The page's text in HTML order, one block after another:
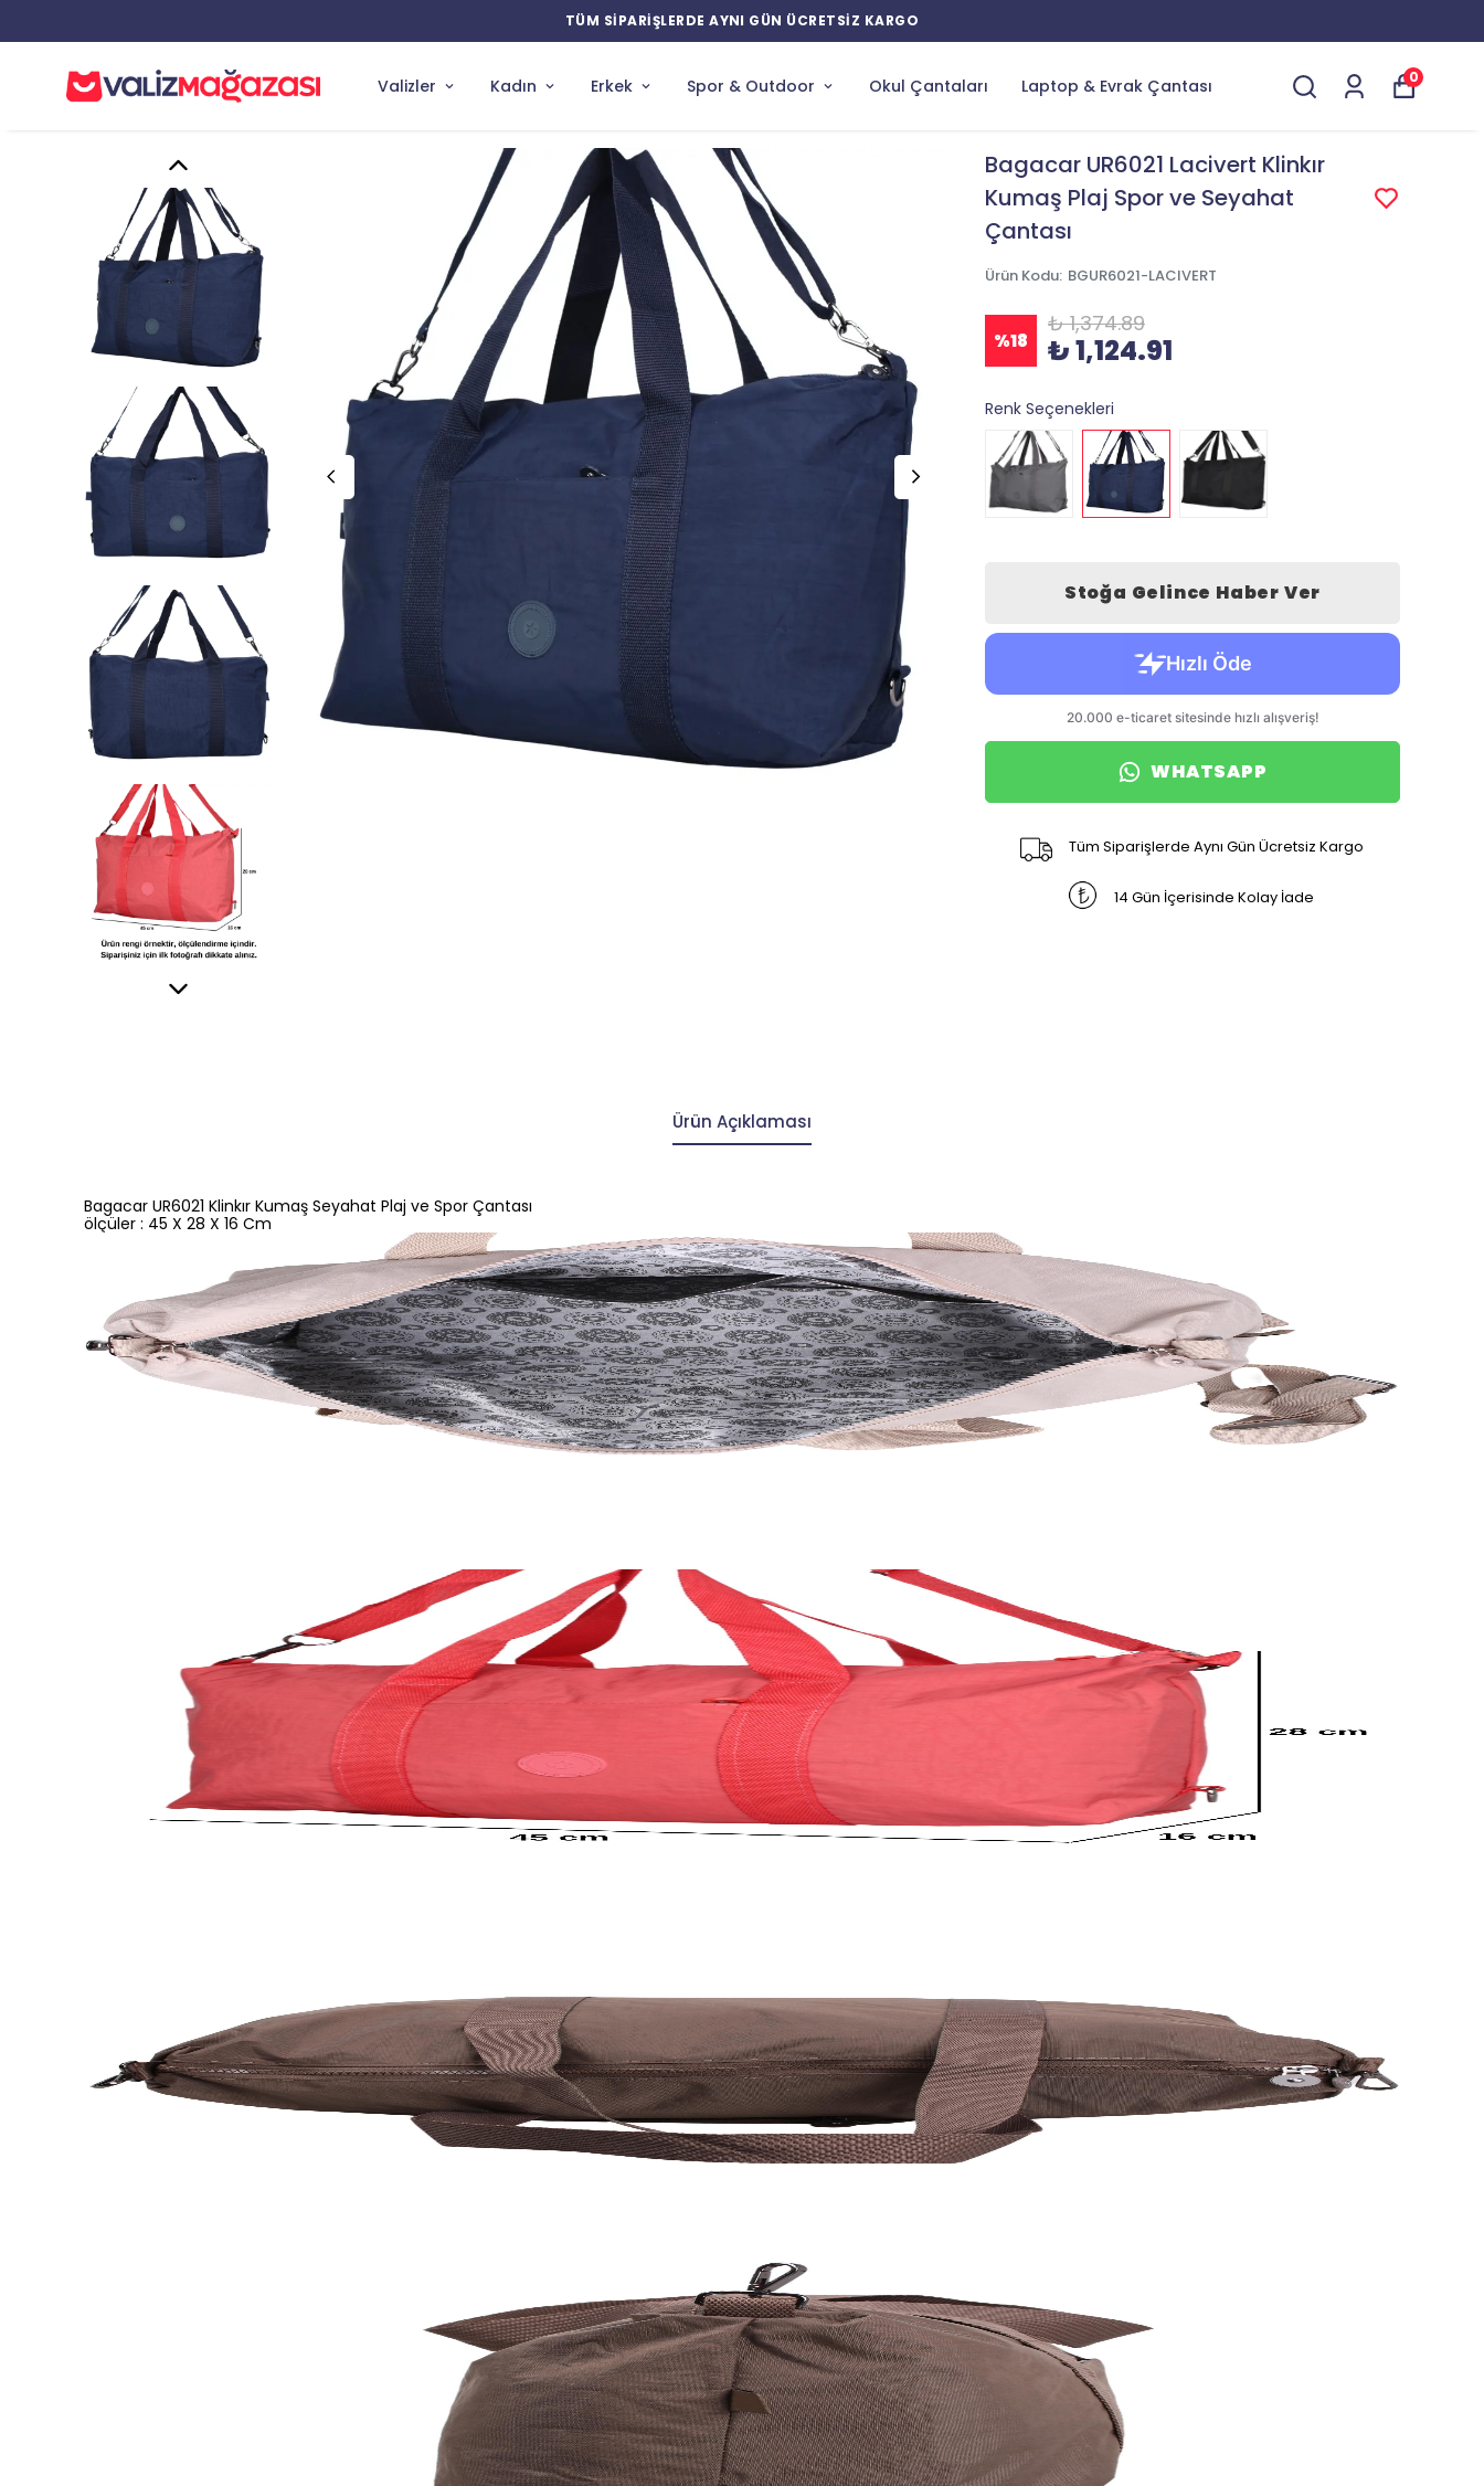
YENİ ÜRÜNLERDE ÖZEL İNDİRİMLER
Valizler Kadın Erkek Spor & Outdoor Okul Çantaları Laptop & Evrak Çantası 0
Bagacar UR6021 Lacivert Klinkır
Kumaş Plaj Spor ve Seyahat
Çantası
Ürün Kodu: BGUR6021-LACIVERT
%18
₺ 1,374.89
₺ 1,124.91
Renk Seçenekleri
Stoğa Gelince Haber Ver
WHATSAPP
Tüm Siparişlerde Aynı Gün Ücretsiz Kargo
14 Gün İçerisinde Kolay İade
Ürün Açıklaması
Bagacar UR6021 Klinkır Kumaş Seyahat Plaj ve Spor Çantası
ölçüler : 45 X 28 X 16 Cm